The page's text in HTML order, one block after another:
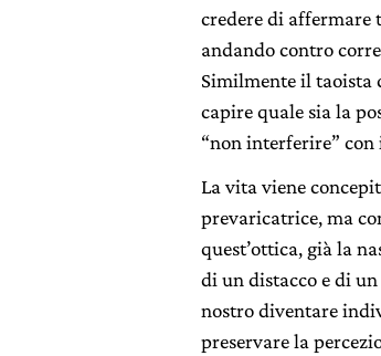
credere di
andando contro
Similmente il taoista
capire quale sia la
“non interferire” con
La vita viene
prevaricatrice, ma
quest’ottica, già la
di un distacco e di
nostro diventare
preservare la